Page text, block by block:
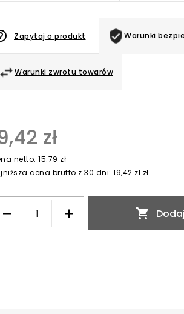
Warunki
Warunki zwrotu towarów
Zapytaj o produkt
zł
netto: 15.79 zł
cena brutto z 30 dni: 19,42 zł zł
